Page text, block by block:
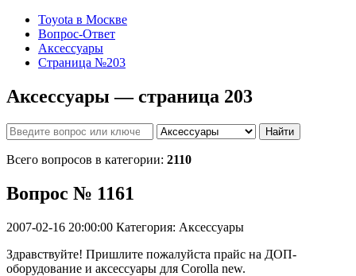
Toyota в Москве
Вопрос-Ответ
Аксессуары
Страница №203
Аксессуары — страница 203
Найти
Всего вопросов в категории: 2110
Вопрос № 1161
2007-02-16 20:00:00 Категория: Аксессуары
Здравствуйте! Пришлите пожалуйста прайс на ДОП-
оборудование и аксессуары для Corolla new.